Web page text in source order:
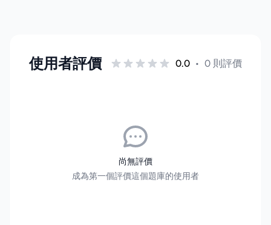
使用者評價 0.0 • 0 則評價
尚無評價
成為第一個評價這個題庫的使用者